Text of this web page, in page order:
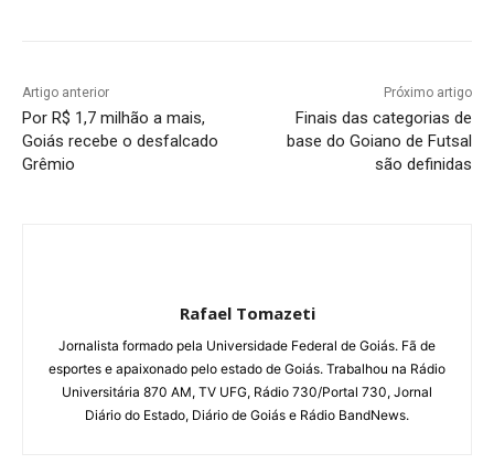
Artigo anterior
Por R$ 1,7 milhão a mais,
Goiás recebe o desfalcado
Grêmio
Próximo artigo
Finais das categorias de
base do Goiano de Futsal
são definidas
Rafael Tomazeti
Jornalista formado pela Universidade Federal de Goiás. Fã de
esportes e apaixonado pelo estado de Goiás. Trabalhou na Rádio
Universitária 870 AM, TV UFG, Rádio 730/Portal 730, Jornal
Diário do Estado, Diário de Goiás e Rádio BandNews.